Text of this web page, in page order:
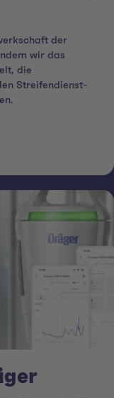
der
wir das
die
Streifendienst-